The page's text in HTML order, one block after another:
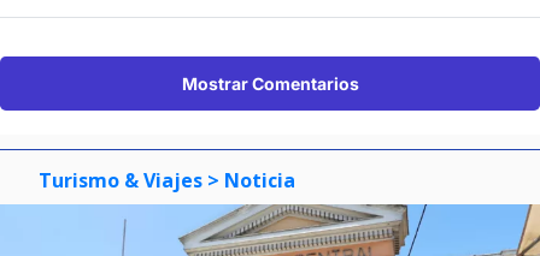
Mostrar Comentarios
Turismo & Viajes > Noticia